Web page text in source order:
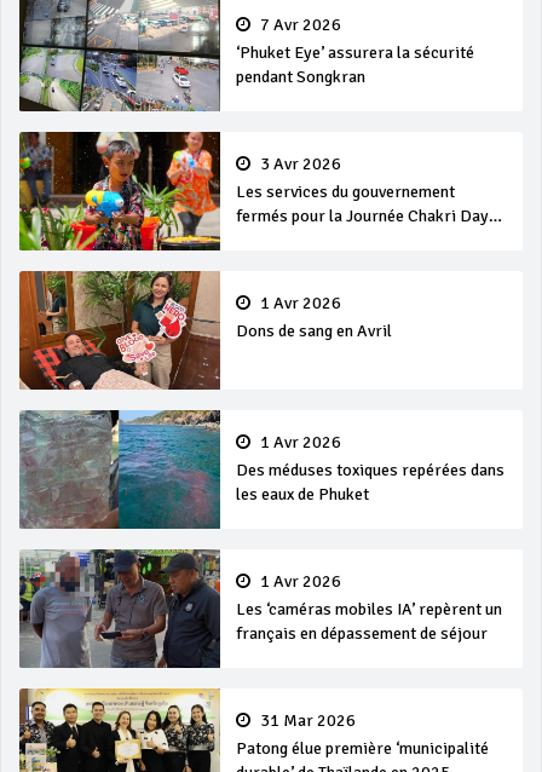
7 Avr 2026
‘Phuket Eye’ assurera la sécurité
pendant Songkran
3 Avr 2026
Les services du gouvernement
fermés pour la Journée Chakri Day
1 Avr 2026
Dons de sang en Avril
1 Avr 2026
Des méduses toxiques repérées dans
les eaux de Phuket
1 Avr 2026
Les ‘caméras mobiles IA’ repèrent un
français en dépassement de séjour
31 Mar 2026
Patong élue première ‘municipalité